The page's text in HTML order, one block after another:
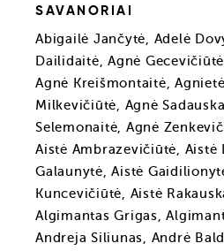
SAVANORIAI
Abigailė Jančytė, Adelė
Dailidaitė, Agnė
Agnė Kreišmontaitė,
Milkevičiūtė, Agnė
Selemonaitė, Agnė
Aistė Ambrazevičiūtė, Aistė
Galaunytė, Aistė
Kuncevičiūtė, Aistė
Algimantas Grigas,
Andreja Siliunas, Andrė